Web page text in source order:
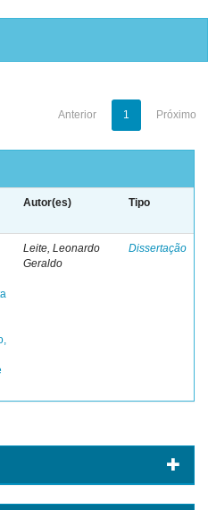
Anterior 1 Próximo
Autor(es) Tipo
Leite, Leonardo
Geraldo
Dissertação